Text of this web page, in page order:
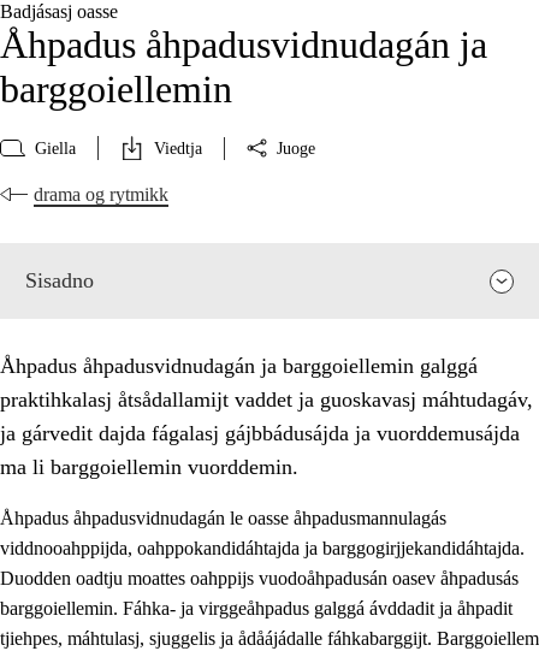
Badjásasj oasse
Åhpadus åhpadusvidnudagán ja
barggoiellemin
Giella Viedtja Juoge
drama og rytmikk
Sisadno
Åhpadus åhpadusvidnudagán ja barggoiellemin galggá
praktihkalasj åtsådallamijt vaddet ja guoskavasj máhtudagáv,
ja gárvedit dajda fágalasj gájbbádusájda ja vuorddemusájda
ma li barggoiellemin vuorddemin.
Åhpadus åhpadusvidnudagán le oasse åhpadusmannulagás
viddnooahppijda, oahppokandidáhtajda ja barggogirjjekandidáhtajda.
Duodden oadtju moattes oahppijs vuodoåhpadusán oasev åhpadusás
barggoiellemin. Fáhka- ja virggeåhpadus galggá ávddadit ja åhpadit
tjiehpes, máhtulasj, sjuggelis ja ådåájádalle fáhkabarggijt. Barggoiellem